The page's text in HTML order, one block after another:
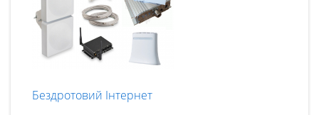
Бездротовий Інтернет